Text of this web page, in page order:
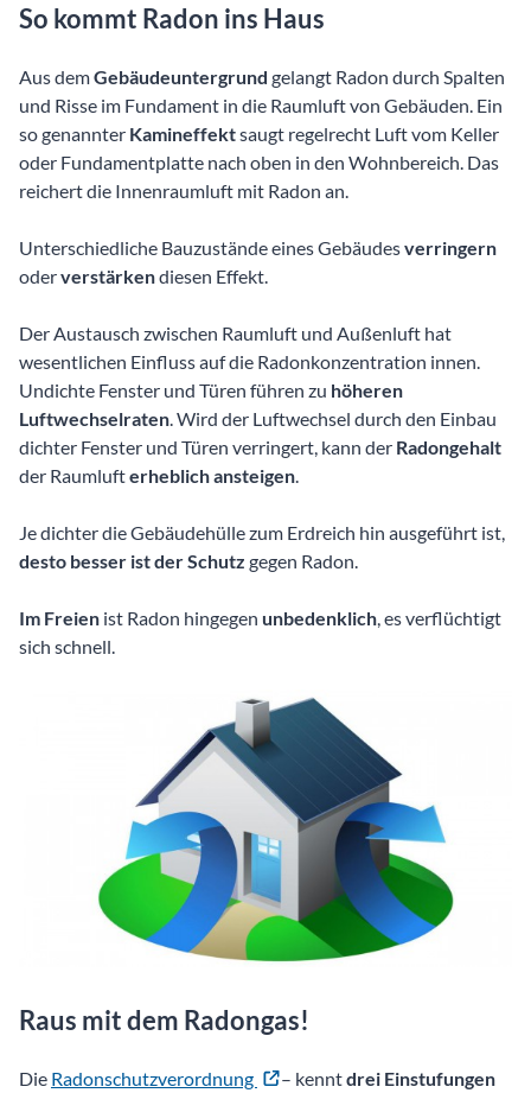
So kommt Radon ins Haus
Aus demGebäudeuntergrund gelangt Radon durch Spalten
und Risse im Fundament in die Raumluft von Gebäuden. Ein
so genannter Kamineffektsaugt regelrecht Luft vom Keller
oder Fundamentplatte nach oben in den Wohnbereich. Das
reichert die Innenraumluft mit Radon an.
Unterschiedliche Bauzustände eines Gebäudesverringern
oderverstärkendiesen Effekt.
Der Austausch zwischen Raumluft und Außenluft hat
wesentlichen Einfluss auf die Radonkonzentration innen.
Undichte Fenster und Türen führen zu höheren
Luftwechselraten. Wird der Luftwechsel durch den Einbau
dichter Fenster und Türen verringert, kann der Radongehalt
der Raumlufterheblich ansteigen.
Je dichter die Gebäudehülle zum Erdreich hin ausgeführt ist,
desto besser ist der Schutz gegen Radon.
Im Freien ist Radon hingegen unbedenklich, es verflüchtigt
sich schnell.
Raus mit dem Radongas!
Die Radonschutzverordnung – kenntdrei Einstufungen